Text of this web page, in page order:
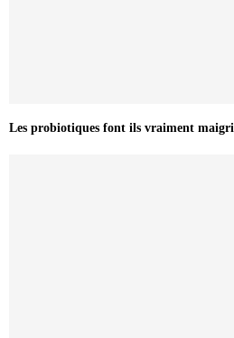
Les probiotiques font ils vraiment